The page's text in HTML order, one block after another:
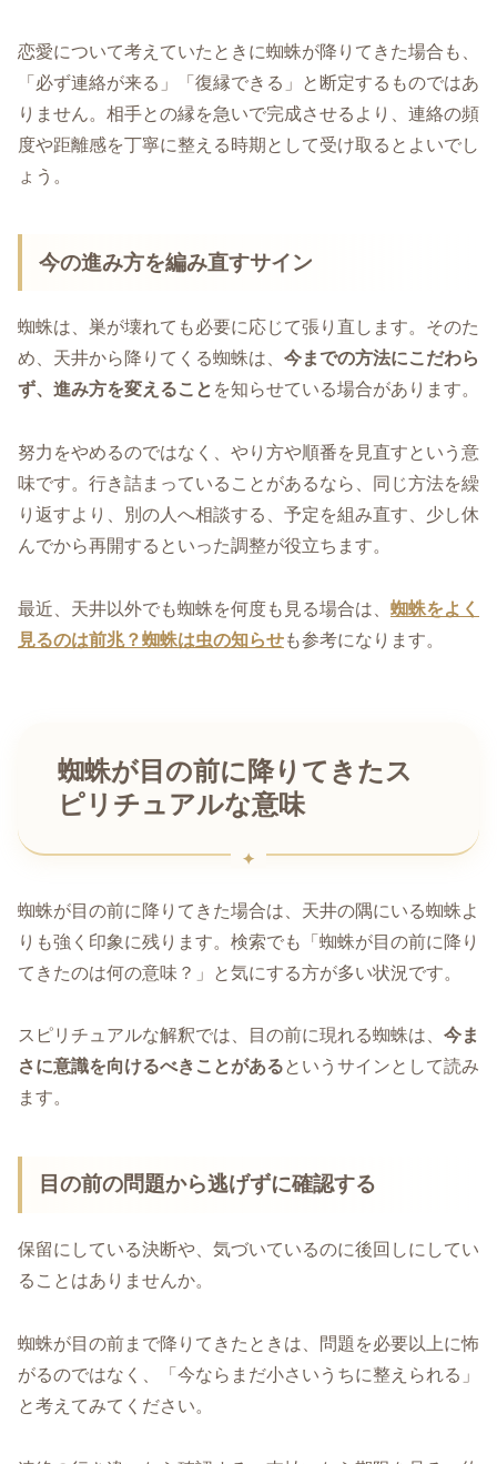
恋愛について考えていたときに蜘蛛が降りてきた場合も、
「必ず連絡が来る」「復縁できる」と断定するものではあ
りません。相手との縁を急いで完成させるより、連絡の頻
度や距離感を丁寧に整える時期として受け取るとよいでし
ょう。
今の進み方を編み直すサイン
蜘蛛は、巣が壊れても必要に応じて張り直します。そのた
め、天井から降りてくる蜘蛛は、 今までの方法にこだわら
ず、進み方を変えること を知らせている場合があります。
努力をやめるのではなく、やり方や順番を見直すという意
味です。行き詰まっていることがあるなら、同じ方法を繰
り返すより、別の人へ相談する、予定を組み直す、少し休
んでから再開するといった調整が役立ちます。
最近、天井以外でも蜘蛛を何度も見る場合は、 蜘蛛をよく
見るのは前兆？蜘蛛は虫の知らせも参考になります。
蜘蛛が目の前に降りてきたス
ピリチュアルな意味
蜘蛛が目の前に降りてきた場合は、天井の隅にいる蜘蛛よ
りも強く印象に残ります。検索でも「蜘蛛が目の前に降り
てきたのは何の意味？」と気にする方が多い状況です。
スピリチュアルな解釈では、目の前に現れる蜘蛛は、 今ま
さに意識を向けるべきことがあるというサインとして読み
ます。
目の前の問題から逃げずに確認する
保留にしている決断や、気づいているのに後回しにしてい
ることはありませんか。
蜘蛛が目の前まで降りてきたときは、問題を必要以上に怖
がるのではなく、「今ならまだ小さいうちに整えられる」
と考えてみてください。